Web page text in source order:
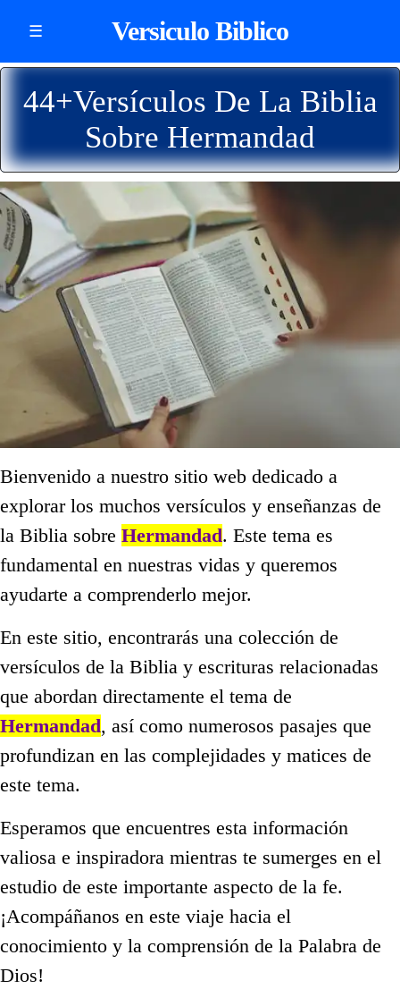
☰ Versiculo Biblico
44+Versículos De La Biblia
Sobre Hermandad
Bienvenido a nuestro sitio web dedicado a
explorar los muchos versículos y enseñanzas de
la Biblia sobre Hermandad. Este tema es
fundamental en nuestras vidas y queremos
ayudarte a comprenderlo mejor.
En este sitio, encontrarás una colección de
versículos de la Biblia y escrituras relacionadas
que abordan directamente el tema de
Hermandad, así como numerosos pasajes que
profundizan en las complejidades y matices de
este tema.
Esperamos que encuentres esta información
valiosa e inspiradora mientras te sumerges en el
estudio de este importante aspecto de la fe.
¡Acompáñanos en este viaje hacia el
conocimiento y la comprensión de la Palabra de
Dios!